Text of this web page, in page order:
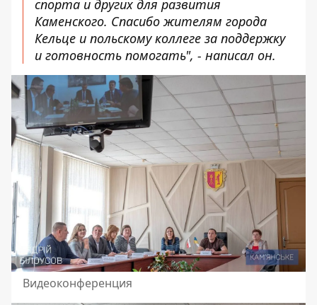
спорта и других для развития
Каменского. Спасибо жителям города
Кельце и польскому коллеге за поддержку
и готовность помогать", - написал он.
Видеоконференция